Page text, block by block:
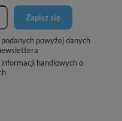
Zapisz się
powyżej danych
handlowych o